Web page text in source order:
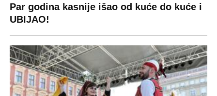
Par godina kasnije išao od kuće do kuće i
UBIJAO!